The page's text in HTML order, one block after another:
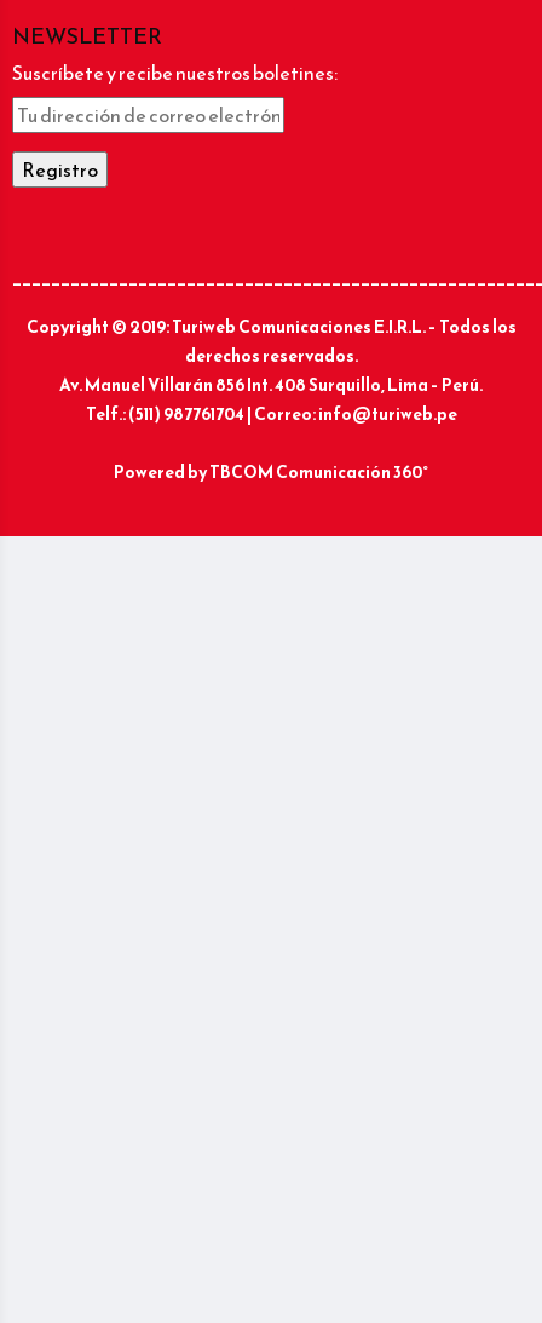
NEWSLETTER
Suscríbete y recibe nuestros boletines:
Copyright © 2019: Turiweb Comunicaciones E.I.R.L. – Todos los
derechos reservados.
Av. Manuel Villarán 856 Int. 408 Surquillo, Lima – Perú.
Telf.: (511) 987761704 | Correo: info@turiweb.pe
Powered byTBCOM Comunicación 360°